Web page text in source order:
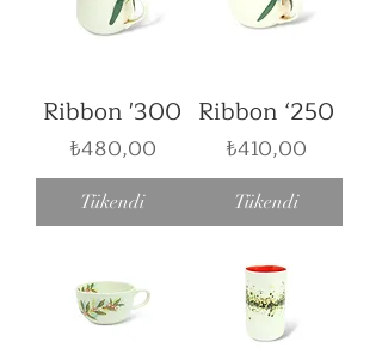
Ribbon '300
Fiyat
₺480,00
Tükendi
Ribbon ‘250
Fiyat
₺410,00
Tükendi